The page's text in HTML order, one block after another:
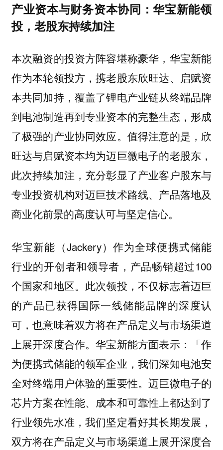
产业资本与财务资本协同：华宝新能领
投，老股东持续加注
本次融资的投资方阵容堪称豪华，华宝新能
作为本轮领投方，携老股东欣旺达、启赋资
本共同加持，覆盖了锂电产业链从终端品牌
到电池制造再到专业资本的完整生态，形成
了极强的产业协同效应。值得注意的是，欣
旺达与启赋资本均为迈巨微电子的老股东，
此次持续加注，充分彰显了产业客户股东与
专业投资机构对迈巨技术路线、产品落地及
商业化前景的高度认可与坚定信心。
华宝新能（Jackery）作为全球便携式储能
行业的开创者和领导者，产品畅销超过100
个国家和地区。此次领投，不仅标志着迈巨
的产品已获得国际一线储能品牌的深度认
可，也意味着双方将在产品定义与市场渠道
上展开深度合作。华宝新能方面表示：「作
为便携式储能的领军企业，我们深知电池安
全对终端用户体验的重要性。迈巨微电子的
芯片方案在性能、成本和可靠性上都达到了
行业领先水准，我们坚定看好其长期发展，
双方将在产品定义与市场渠道上展开深度合